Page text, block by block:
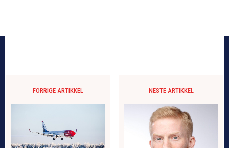
FORRIGE ARTIKKEL NESTE ARTIKKEL